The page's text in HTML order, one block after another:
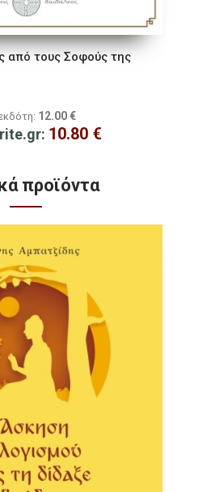
από τους Σοφούς της
12.00 €
10.80 €
προϊόντα